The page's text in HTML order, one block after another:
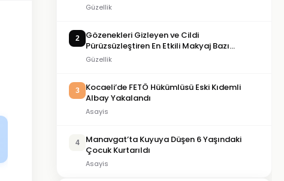
Güzellik
2
Gözenekleri Gizleyen ve Cildi
Pürüzsüzleştiren En Etkili Makyaj Bazı
Önerileri
Güzellik
3
Kocaeli’de FETÖ Hükümlüsü Eski Kıdemli
Albay Yakalandı
Asayis
4
Manavgat’ta Kuyuya Düşen 6 Yaşındaki
Çocuk Kurtarıldı
Asayis